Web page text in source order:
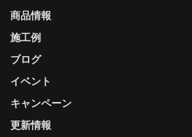
更新情報
商品情報
施工例
ブログ
イベント
キャンペーン